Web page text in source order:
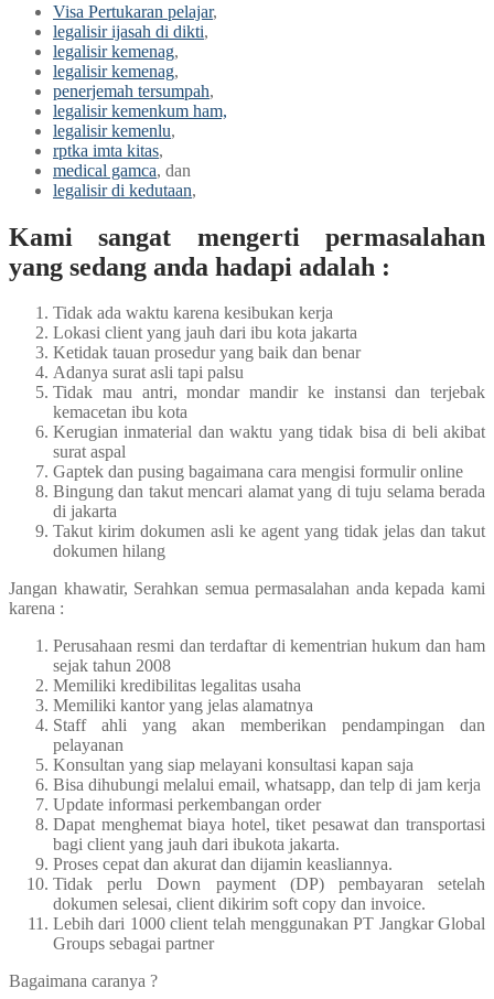
Visa Pertukaran pelajar,
legalisir ijasah di dikti,
legalisir kemenag,
legalisir kemenag,
penerjemah tersumpah,
legalisir kemenkum ham,
legalisir kemenlu,
rptka imta kitas,
medical gamca, dan
legalisir di kedutaan,
Kami sangat mengerti permasalahan
yang sedang anda hadapi adalah :
Tidak ada waktu karena kesibukan kerja
Lokasi client yang jauh dari ibu kota jakarta
Ketidak tauan prosedur yang baik dan benar
Adanya surat asli tapi palsu
Tidak mau antri, mondar mandir ke instansi dan terjebak
kemacetan ibu kota
Kerugian inmaterial dan waktu yang tidak bisa di beli akibat
surat aspal
Gaptek dan pusing bagaimana cara mengisi formulir online
Bingung dan takut mencari alamat yang di tuju selama berada
di jakarta
Takut kirim dokumen asli ke agent yang tidak jelas dan takut
dokumen hilang
Jangan khawatir, Serahkan semua permasalahan anda kepada kami
karena :
Perusahaan resmi dan terdaftar di kementrian hukum dan ham
sejak tahun 2008
Memiliki kredibilitas legalitas usaha
Memiliki kantor yang jelas alamatnya
Staff ahli yang akan memberikan pendampingan dan
pelayanan
Konsultan yang siap melayani konsultasi kapan saja
Bisa dihubungi melalui email, whatsapp, dan telp di jam kerja
Update informasi perkembangan order
Dapat menghemat biaya hotel, tiket pesawat dan transportasi
bagi client yang jauh dari ibukota jakarta.
Proses cepat dan akurat dan dijamin keasliannya.
Tidak perlu Down payment (DP) pembayaran setelah
dokumen selesai, client dikirim soft copy dan invoice.
Lebih dari 1000 client telah menggunakan PT Jangkar Global
Groups sebagai partner
Bagaimana caranya ?